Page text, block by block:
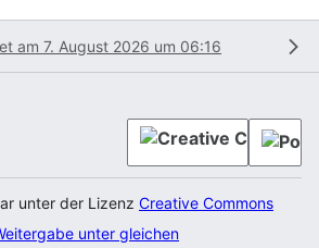
am 7. August 2026 um 06:16
unter der Lizenz Creative Commons
unter gleichen